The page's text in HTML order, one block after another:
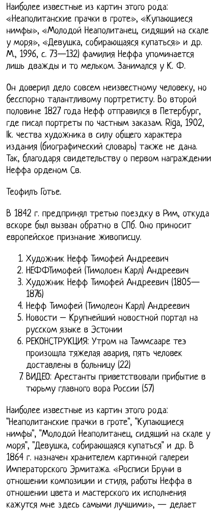
Наиболее известные из картин этого рода:
«Неаполитанские прачки в гроте», «Купающиеся
нимфы», «Молодой Неаполитанец, сидящий на скале
у моря», «Девушка, собирающаяся купаться» и др.
М., 1996, с. 73—132) фамилия Неффа упоминается
лишь дважды и то мельком. Занимался у К. Ф.
Он доверил дело совсем неизвестному человеку, но
бесспорно талантливому портретисту. Во второй
половине 1827 года Нефф отправился в Петербург,
где писал портреты по частным заказам. Riga, 1902,
lk. чества художника в силу общего характера
издания (биографический словарь) также не дана.
Так, благодаря свидетельству о первом награждении
Неффа орденом Св.
Теофилъ Готье.
В 1842 г. предпринял третью поездку в Рим, откуда
вскоре был вызван обратно в СПб. Оно приносит
европейское признание живописцу.
Художник Нефф Тимофей Андреевич
НЕФФТимофей (Тимолоен Карл) Андреевич
Художник Нефф Тимофей Андреевич (1805—
1876)
Нефф Тимофей (Тимолеон Карл) Андреевич
Новости – Крупнейший новостной портал на
русском языке в Эстонии
РЕКОНСТРУКЦИЯ: Утром на Таммсааре теэ
произошла тяжелая авария, пять человек
доставлены в больницу (22)
ВИДЕО: Арестанты приветствовали прибытие в
тюрьму главного вора России (57)
Наиболее известные из картин этого рода:
"Неаполитанские прачки в гроте", "Купающиеся
нимфы", "Молодой Неаполитанец, сидящий на скале у
моря", "Девушка, собирающаяся купаться" и др. В
1864 г. назначен хранителем картинной галереи
Императорского Эрмитажа. «Росписи Бруни в
отношении композиции и стиля, работы Неффа в
отношении цвета и мастерского их исполнения
кажутся мне здесь самыми лучшими», — делает